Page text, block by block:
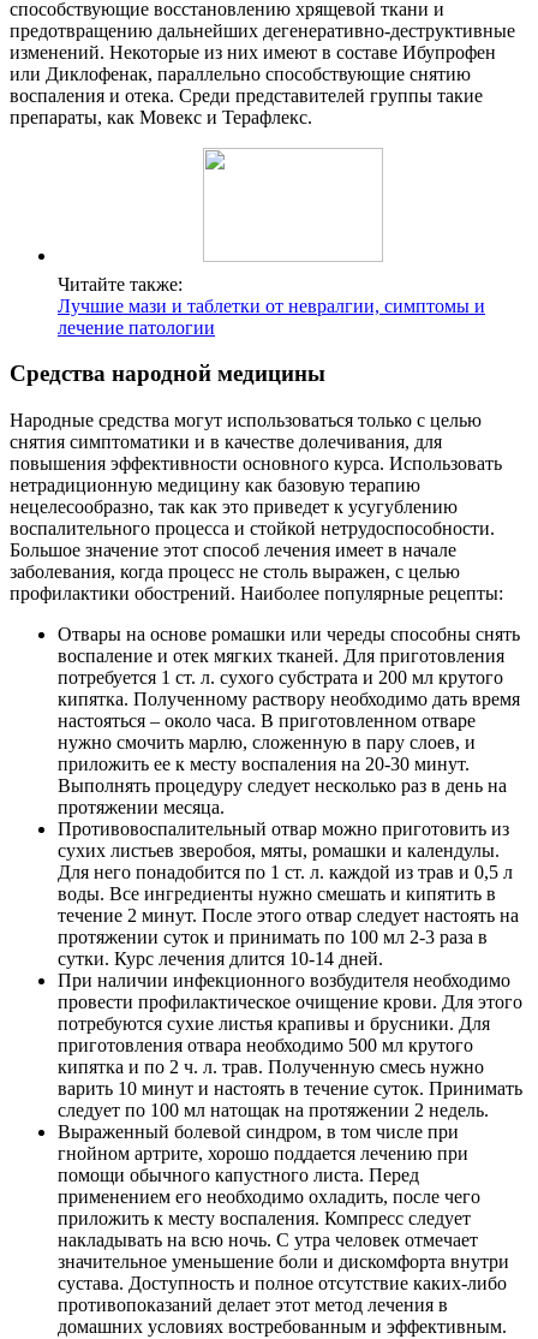
способствующие восстановлению хрящевой ткани и
предотвращению дальнейших дегенеративно-деструктивные
изменений. Некоторые из них имеют в составе Ибупрофен
или Диклофенак, параллельно способствующие снятию
воспаления и отека. Среди представителей группы такие
препараты, как Мовекс и Терафлекс.
Читайте также:
Лучшие мази и таблетки от невралгии, симптомы и
лечение патологии
Средства народной медицины
Народные средства могут использоваться только с целью
снятия симптоматики и в качестве долечивания, для
повышения эффективности основного курса. Использовать
нетрадиционную медицину как базовую терапию
нецелесообразно, так как это приведет к усугублению
воспалительного процесса и стойкой нетрудоспособности.
Большое значение этот способ лечения имеет в начале
заболевания, когда процесс не столь выражен, с целью
профилактики обострений. Наиболее популярные рецепты:
Отвары на основе ромашки или череды способны снять
воспаление и отек мягких тканей. Для приготовления
потребуется 1 ст. л. сухого субстрата и 200 мл крутого
кипятка. Полученному раствору необходимо дать время
настояться – около часа. В приготовленном отваре
нужно смочить марлю, сложенную в пару слоев, и
приложить ее к месту воспаления на 20-30 минут.
Выполнять процедуру следует несколько раз в день на
протяжении месяца.
Противовоспалительный отвар можно приготовить из
сухих листьев зверобоя, мяты, ромашки и календулы.
Для него понадобится по 1 ст. л. каждой из трав и 0,5 л
воды. Все ингредиенты нужно смешать и кипятить в
течение 2 минут. После этого отвар следует настоять на
протяжении суток и принимать по 100 мл 2-3 раза в
сутки. Курс лечения длится 10-14 дней.
При наличии инфекционного возбудителя необходимо
провести профилактическое очищение крови. Для этого
потребуются сухие листья крапивы и брусники. Для
приготовления отвара необходимо 500 мл крутого
кипятка и по 2 ч. л. трав. Полученную смесь нужно
варить 10 минут и настоять в течение суток. Принимать
следует по 100 мл натощак на протяжении 2 недель.
Выраженный болевой синдром, в том числе при
гнойном артрите, хорошо поддается лечению при
помощи обычного капустного листа. Перед
применением его необходимо охладить, после чего
приложить к месту воспаления. Компресс следует
накладывать на всю ночь. С утра человек отмечает
значительное уменьшение боли и дискомфорта внутри
сустава. Доступность и полное отсутствие каких-либо
противопоказаний делает этот метод лечения в
домашних условиях востребованным и эффективным.